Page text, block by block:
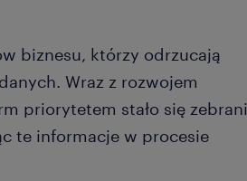
biznesu, którzy odrzucają
Wraz z rozwojem
priorytetem stało się
te informacje w procesie